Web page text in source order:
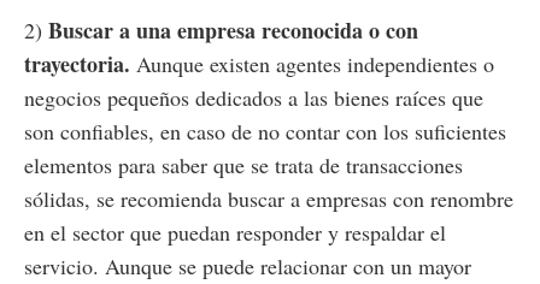
2) Buscar a una empresa reconocida o con
trayectoria. Aunque existen agentes independientes o
negocios pequeños dedicados a las bienes raíces que
son confiables, en caso de no contar con los suficientes
elementos para saber que se trata de transacciones
sólidas, se recomienda buscar a empresas con renombre
en el sector que puedan responder y respaldar el
servicio. Aunque se puede relacionar con un mayor